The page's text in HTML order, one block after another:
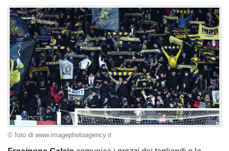
© foto di www.imagephotoagency.it